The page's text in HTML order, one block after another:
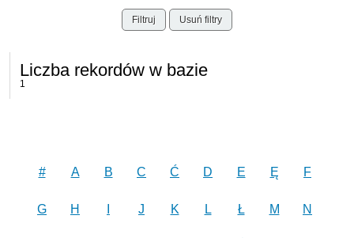
Filtruj Usuń filtry
Liczba rekordów w bazie
1
# A B C Ć D E Ę F
G H J K L Ł M N